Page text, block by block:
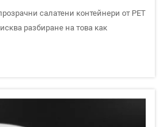
салатени контейнери от PET
разбиране на това как
върху свежестта, срока на
на продукта. Листните зеленчуци са